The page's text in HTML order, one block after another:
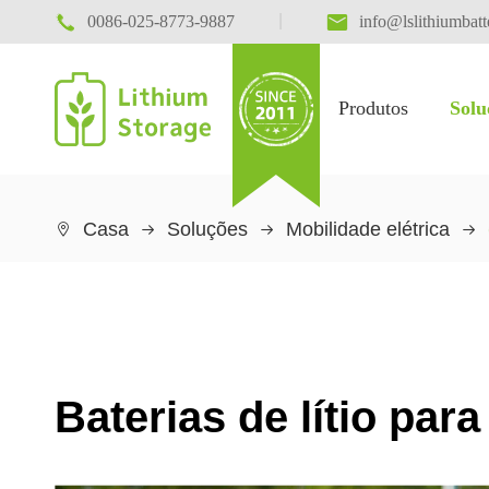
 0086-025-8773-9887 
Produtos
 Casa Soluções Mobilidade elétrica
Baterias de lítio